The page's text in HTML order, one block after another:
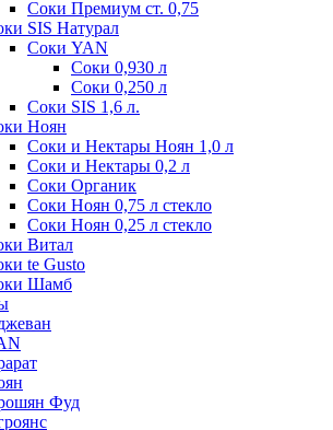
Соки Премиум ст. 0,75
SIS Натурал
Соки YAN
Соки 0,930 л
Соки 0,250 л
Соки SIS 1,6 л.
Ноян
Соки и Нектары Ноян 1,0 л
Соки и Нектары 0,2 л
Соки Органик
Соки Ноян 0,75 л стекло
Соки Ноян 0,25 л стекло
Витал
te Gusto
Шамб
Фуд